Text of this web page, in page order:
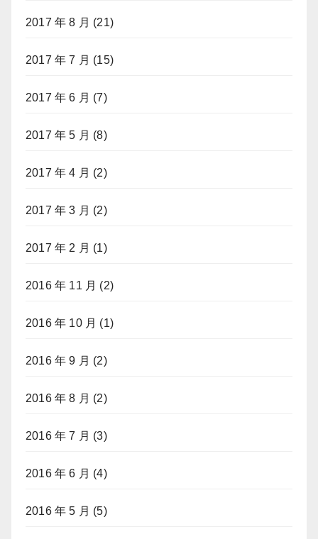
2017 年 8 月 (21)
2017 年 7 月 (15)
2017 年 6 月 (7)
2017 年 5 月 (8)
2017 年 4 月 (2)
2017 年 3 月 (2)
2017 年 2 月 (1)
2016 年 11 月 (2)
2016 年 10 月 (1)
2016 年 9 月 (2)
2016 年 8 月 (2)
2016 年 7 月 (3)
2016 年 6 月 (4)
2016 年 5 月 (5)